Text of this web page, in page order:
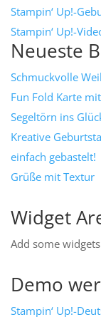
Stampin‘ Up!-
Stampin‘ Up!-
Neueste
Schmuckvolle
Fun Fold Karte
Segeltörn ins
Kreative
einfach gebastelt!
Grüße mit Textur
Widget
Add some
Demo
Stampin‘ Up!-